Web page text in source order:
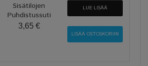
Sisätilojen
Puhdistussuti
3,65 €
LUE LISÄÄ